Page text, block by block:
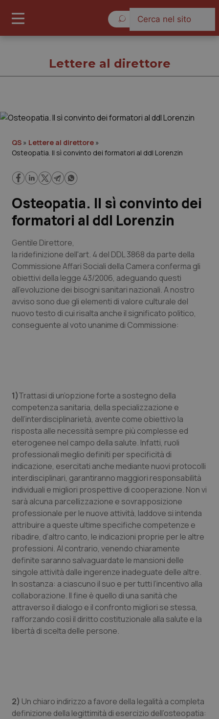
Cronache
Lavoro e Professioni
Scienza e Farmaci
Studi e Analisi
Lettere al direttore
Edizioni Regionali
Abruzzo
Basilicata
Calabria
Campania
Emilia-Romagna
Friuli Venezia Giulia
Lazio
Liguria
Lombardia
Marche
Provincia Autonoma di Bolzano
QS Pro Gold
Artrite & artrosi
Asma & BPCO
Car-T
Colesterolo & coronaropatie
Dermatite Atopica
Diabete & glucometri
Disturbi dell’umore
Dolore
Donna & Salute
Infezioni & Febbre
QS Club Newsletter
Lettere al direttore
QS » Lettere al direttore »
Osteopatia. Il sì convinto dei formatori al ddl Lorenzin
Osteopatia. Il sì convinto dei
formatori al ddl Lorenzin
Gentile Direttore,
la ridefinizione dell'art. 4 del DDL 3868 da parte della
Commissione Affari Sociali della Camera conferma gli
obiettivi della legge 43/2006, adeguando questi
all’evoluzione dei bisogni sanitari nazionali. A nostro
avviso sono due gli elementi di valore culturale del
nuovo testo di cui risalta anche il significato politico,
conseguente al voto unanime di Commissione:
1)Trattasi di un’opzione forte a sostegno della
competenza sanitaria, della specializzazione e
dell’interdisciplinarietà, avente come obiettivo la
risposta alle necessità sempre più complesse ed
eterogenee nel campo della salute. Infatti, ruoli
professionali meglio definiti per specificità di
indicazione, esercitati anche mediante nuovi protocolli
interdisciplinari, garantiranno maggiori responsabilità
individuali e migliori prospettive di cooperazione. Non vi
sarà alcuna parcellizzazione e sovrapposizione
professionale per le nuove attività, laddove si intenda
attribuire a queste ultime specifiche competenze e
ribadire, d’altro canto, le indicazioni proprie per le altre
professioni. Al contrario, venendo chiaramente
definite saranno salvaguardate le mansioni delle
singole attività dalle ingerenze inadeguate delle altre.
In sostanza: a ciascuno il suo e per tutti l’incentivo alla
collaborazione. Il fine è quello di una sanità che
attraverso il dialogo e il confronto migliori se stessa,
rafforzando così il diritto costituzionale alla salute e la
libertà di scelta delle persone.
2) Un chiaro indirizzo a favore della legalità a completa
definizione della legittimità di esercizio dell’osteopatia: